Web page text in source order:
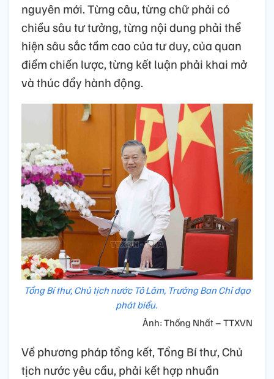
nguyên mới. Từng câu, từng chữ phải có
chiều sâu tư tưởng, từng nội dung phải thể
hiện sâu sắc tầm cao của tư duy, của quan
điểm chiến lược, từng kết luận phải khai mở
và thúc đẩy hành động.
Tổng Bí thư, Chủ tịch nước Tô Lâm, Trưởng Ban Chỉ đạo
phát biểu.
Ảnh: Thống Nhất – TTXVN
Về phương pháp tổng kết, Tổng Bí thư, Chủ
tịch nước yêu cầu, phải kết hợp nhuần